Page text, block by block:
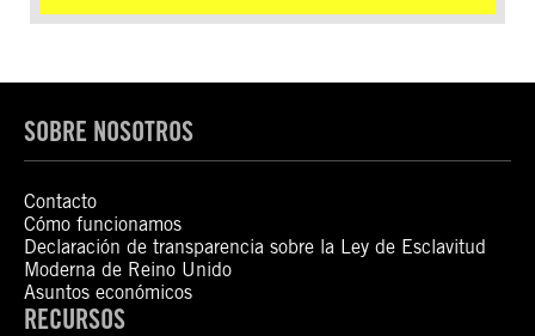
SOBRE NOSOTROS
Contacto
Cómo funcionamos
Declaración de transparencia sobre la Ley de Esclavitud
Moderna de Reino Unido
Asuntos económicos
RECURSOS